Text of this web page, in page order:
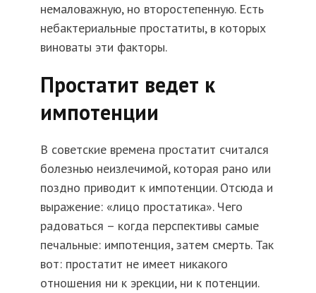
немаловажную, но второстепенную. Есть
небактериальные простатиты, в которых
виноваты эти факторы.
Простатит ведет к
импотенции
В советские времена простатит считался
болезнью неизлечимой, которая рано или
поздно приводит к импотенции. Отсюда и
выражение: «лицо простатика». Чего
радоваться – когда перспективы самые
печальные: импотенция, затем смерть. Так
вот: простатит не имеет никакого
отношения ни к эрекции, ни к потенции.